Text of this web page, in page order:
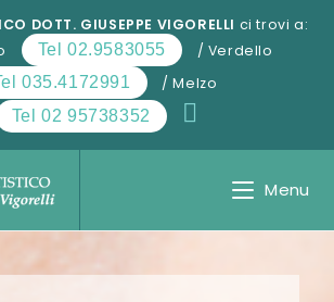
DOTT. GIUSEPPE VIGORELLI ci trovi a:
Tel 02.9583055
/ Verdello
035.4172991
/ Melzo
Tel 02 95738352
Menu